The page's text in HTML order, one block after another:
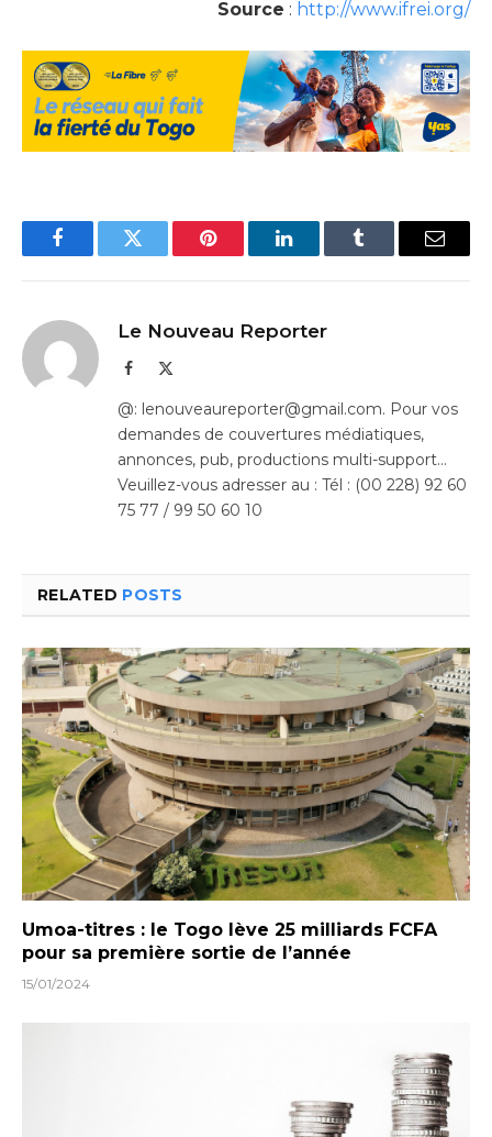
Source : http://www.ifrei.org/
FacebookTwitter Pinterest LinkedInTumblr Email
Le Nouveau Reporter
Facebook
@: lenouveaureporter@gmail.com. Pour vos
demandes de couvertures médiatiques,
annonces, pub, productions multi-support…
Veuillez-vous adresser au : Tél : (00 228) 92 60
75 77 / 99 50 60 10
RELATED POSTS
Umoa-titres : le Togo lève 25 milliards FCFA
pour sa première sortie de l’année
15/01/2024